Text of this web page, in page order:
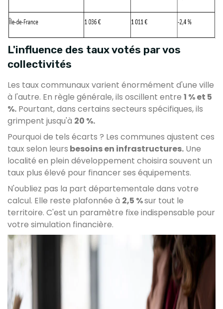
L'influence des taux votés par vos
collectivités
Les taux communaux varient énormément d'une ville
à l'autre. En règle générale, ils oscillent entre 1 % et 5
%. Pourtant, dans certains secteurs spécifiques, ils
grimpent jusqu'à 20 %.
Pourquoi de tels écarts ? Les communes ajustent ces
taux selon leurs besoins en infrastructures. Une
localité en plein développement choisira souvent un
taux plus élevé pour financer ses équipements.
N'oubliez pas la part départementale dans votre
calcul. Elle reste plafonnée à 2,5 %sur tout le
territoire. C'est un paramètre fixe indispensable pour
votre simulation financière.